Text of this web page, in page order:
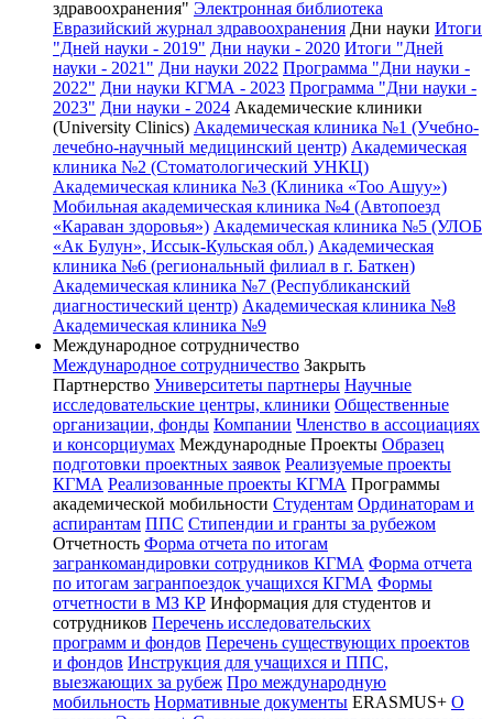
здравоохранения" Электронная библиотека
Евразийский журнал здравоохранения Дни науки Итоги
"Дней науки - 2019" Дни науки - 2020 Итоги "Дней
науки - 2021" Дни науки 2022 Программа "Дни науки -
2022" Дни науки КГМА - 2023 Программа "Дни науки -
2023" Дни науки - 2024 Академические клиники
(University Clinics) Академическая клиника №1 (Учебно-
лечебно-научный медицинский центр) Академическая
клиника №2 (Стоматологический УНКЦ)
Академическая клиника №3 (Клиника «Тоо Ашуу»)
Мобильная академическая клиника №4 (Автопоезд
«Караван здоровья») Академическая клиника №5 (УЛОБ
«Ак Булун», Иссык-Кульская обл.) Академическая
клиника №6 (региональный филиал в г. Баткен)
Академическая клиника №7 (Республиканский
диагностический центр) Академическая клиника №8
Академическая клиника №9
Международное сотрудничество
Международное сотрудничество Закрыть
Партнерство Университеты партнеры Научные
исследовательские центры, клиники Общественные
организации, фонды Компании Членство в ассоциациях
и консорциумах Международные Проекты Образец
подготовки проектных заявок Реализуемые проекты
КГМА Реализованные проекты КГМА Программы
академической мобильности Студентам Ординаторам и
аспирантам ППС Стипендии и гранты за рубежом
Отчетность Форма отчета по итогам
загранкомандировки сотрудников КГМА Форма отчета
по итогам загранпоездок учащихся КГМА Формы
отчетности в МЗ КР Информация для студентов и
сотрудников Перечень исследовательских
программ и фондов Перечень существующих проектов
и фондов Инструкция для учащихся и ППС,
выезжающих за рубеж Про международную
мобильность Нормативные документы ERASMUS+ О